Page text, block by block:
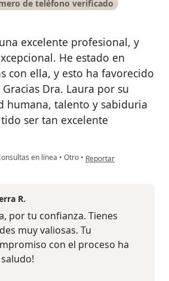
de teléfono verificado
excelente profesional, y
He estado en
con ella, y esto ha favorecido
Dra. Laura por su
humana, talento y sabiduria
ser tan excelente
en línea • Otro • en opinión del usuario
Reportar
R.
por tu confianza. Tienes
muy valiosas. Tu
con el proceso ha